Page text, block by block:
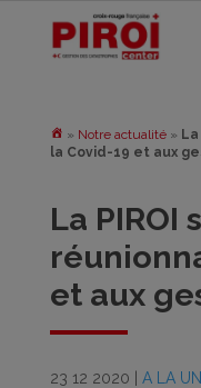
» Notre actualité»
la Covid-19 et aux
La PIROI
et aux
23 12 2020 A LA